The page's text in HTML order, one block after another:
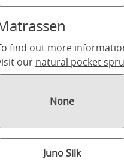
find out more
our natural pocket
None
Juno Silk